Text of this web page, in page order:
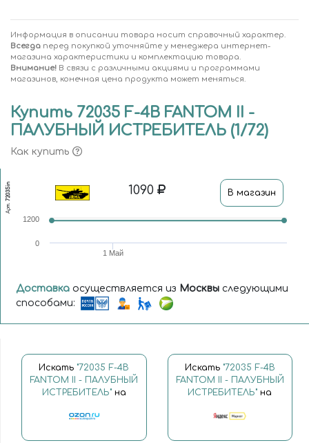
Информация в описании товара носит справочный характер.
Всегда перед покупкой уточняйте у менеджера интернет-
магазина характеристики и комплектацию товара.
Внимание! В связи с различными акциями и программами
магазинов, конечная цена продукта может меняться.
Купить 72035 F-4B FANTOM II -
ПАЛУБНЫЙ ИСТРЕБИТЕЛЬ (1/72)
Как купить
Арт.
72035in 1090 В магазин
1 Май
0
1200
Доставка осуществляется из Москвы следующими
способами:
Искать "72035 F-4B
FANTOM II - ПАЛУБНЫЙ
ИСТРЕБИТЕЛЬ"на
Искать "72035 F-4B
FANTOM II - ПАЛУБНЫЙ
ИСТРЕБИТЕЛЬ" на